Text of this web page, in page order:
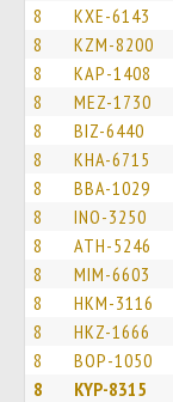
8 KXE-6143
8 KZM-8200
8 KAP-1408
8 MEZ-1730
8 BIZ-6440
8 KHA-6715
8 BBA-1029
8 INO-3250
8 ATH-5246
8 MIM-6603
8 HKM-3116
8 HKZ-1666
8 BOP-1050
8 KYP-8315